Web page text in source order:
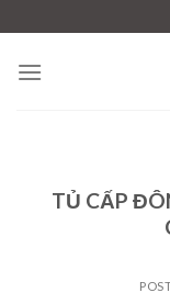
to
content
TỦ CẤP